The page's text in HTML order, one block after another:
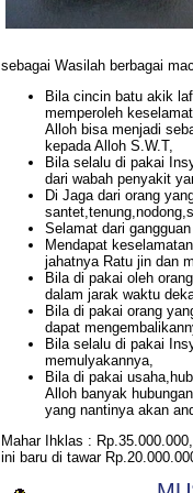
sebagai Wasilah berbagai
Bila cincin batu akik
memperoleh
Alloh bisa menjadi
kepada Alloh S.W.T,
Bila selalu di pakai
dari wabah penyakit
Di Jaga dari orang
Selamat dari
Mendapat
jahatnya Ratu jin dan
Bila di pakai oleh
dalam jarak waktu
Bila di pakai orang
dapat
Bila selalu di pakai
memulyakannya,
Bila di pakai
Alloh banyak
yang nantinya akan
Mahar Ihklas :
ini baru di tawar